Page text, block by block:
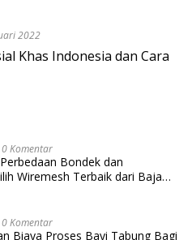
2022
Khas Indonesia dan Cara
0 Komentar
Bondek dan
Wiremesh Terbaik dari Baja
0 Komentar
Biaya Proses Bayi Tabung Bagi